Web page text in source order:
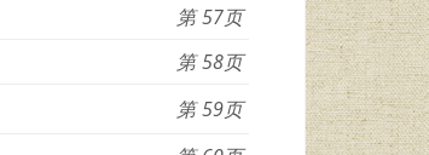
57
58
59